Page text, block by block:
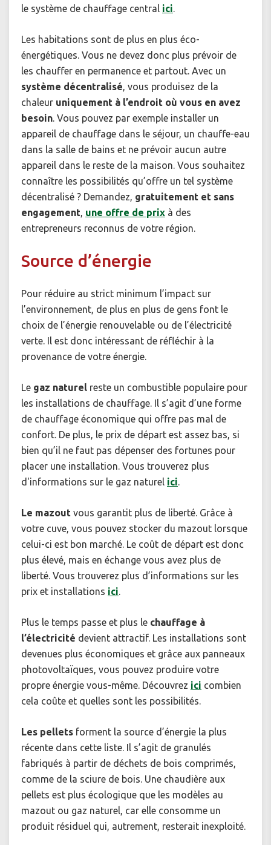
le système de chauffage central ici.
Les habitations sont de plus en plus éco-
énergétiques. Vous ne devez donc plus prévoir de
les chauffer en permanence et partout. Avec un
système décentralisé, vous produisez de la
chaleur uniquement à l’endroit où vous en avez
besoin. Vous pouvez par exemple installer un
appareil de chauffage dans le séjour, un chauffe-eau
dans la salle de bains et ne prévoir aucun autre
appareil dans le reste de la maison. Vous souhaitez
connaître les possibilités qu’offre un tel système
décentralisé ? Demandez, gratuitement et sans
engagement, une offre de prix à des
entrepreneurs reconnus de votre région.
Source d’énergie
Pour réduire au strict minimum l’impact sur
l’environnement, de plus en plus de gens font le
choix de l’énergie renouvelable ou de l’électricité
verte. Il est donc intéressant de réfléchir à la
provenance de votre énergie.
Le gaz naturel reste un combustible populaire pour
les installations de chauffage. Il s’agit d’une forme
de chauffage économique qui offre pas mal de
confort. De plus, le prix de départ est assez bas, si
bien qu’il ne faut pas dépenser des fortunes pour
placer une installation. Vous trouverez plus
d'informations sur le gaz naturel ici.
Le mazout vous garantit plus de liberté. Grâce à
votre cuve, vous pouvez stocker du mazout lorsque
celui-ci est bon marché. Le coût de départ est donc
plus élevé, mais en échange vous avez plus de
liberté. Vous trouverez plus d’informations sur les
prix et installations ici.
Plus le temps passe et plus le chauffage à
l’électricité devient attractif. Les installations sont
devenues plus économiques et grâce aux panneaux
photovoltaïques, vous pouvez produire votre
propre énergie vous-même. Découvrez ici combien
cela coûte et quelles sont les possibilités.
Les pellets forment la source d’énergie la plus
récente dans cette liste. Il s’agit de granulés
fabriqués à partir de déchets de bois comprimés,
comme de la sciure de bois. Une chaudière aux
pellets est plus écologique que les modèles au
mazout ou gaz naturel, car elle consomme un
produit résiduel qui, autrement, resterait inexploité.